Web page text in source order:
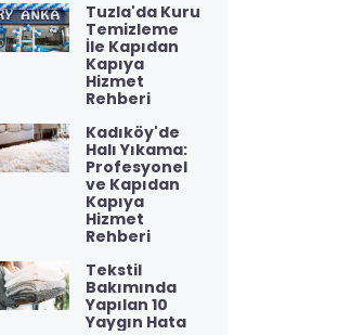
Tuzla'da Kuru
Temizleme
İle Kapıdan
Kapıya
Hizmet
Rehberi
Kadıköy'de
Halı Yıkama:
Profesyonel
ve Kapıdan
Kapıya
Hizmet
Rehberi
Tekstil
Bakımında
Yapılan 10
Yaygın Hata